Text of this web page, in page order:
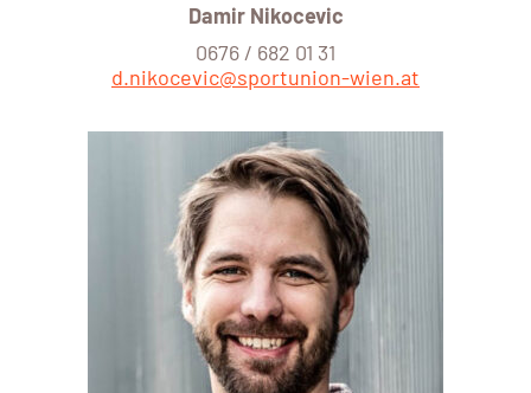
Damir Nikocevic
0676 / 682 01 31
d.nikocevic@sportunion-wien.at